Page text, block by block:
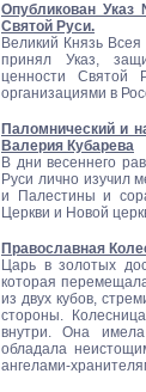
Опубликован
Святой Руси.
Великий Князь
принял Указ,
ценности Святой
организациями в
Паломнический и
Валерия Кубарева
В дни весеннего
Руси лично изучил
и Палестины и
Церкви и Новой
Православная
Царь в золотых
которая
из двух кубов,
стороны.
внутри. Она
обладала
ангелами-